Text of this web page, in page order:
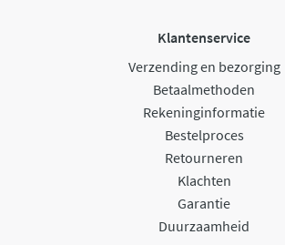
Klantenservice
Verzending en bezorging
Betaalmethoden
Rekeninginformatie
Bestelproces
Retourneren
Klachten
Garantie
Duurzaamheid